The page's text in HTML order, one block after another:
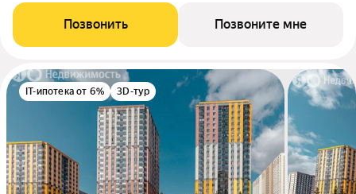
Позвонить Позвоните мне
IT-ипотека от 6% 3D-тур